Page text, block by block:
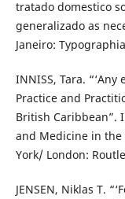
tratado domestico
generalizado as
Janeiro:
INNISS, Tara.
Practice and
British Caribbean”.
and Medicine in the
York/ London:
JENSEN, Niklas T.